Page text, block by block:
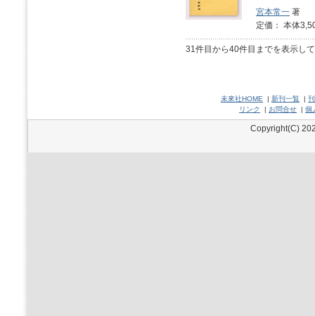
宮本常一 著
定価： 本体
31件目から40件目までを表示し
未來社HOME | 新刊一覧 |
リンク
| お問合せ | 個
Copyright(C)